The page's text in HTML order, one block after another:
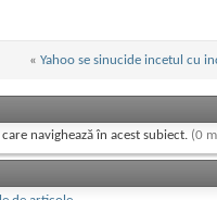
« Yahoo se sinucide incetul cu
navighează în acest subiect. (0